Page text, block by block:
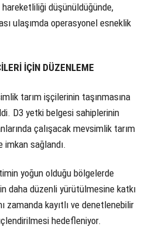
düşünüldüğünde,
ulaşımda operasyonel esneklik
İÇİN DÜZENLEME
tarım işçilerinin taşınmasına
D3 yetki belgesi sahiplerinin
çalışacak mevsimlik tarım
imkan sağlandı.
yoğun olduğu bölgelerde
daha düzenli yürütülmesine katkı
zamanda kayıtlı ve denetlenebilir
hedefleniyor.